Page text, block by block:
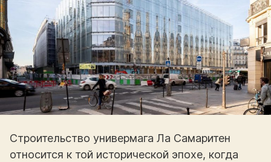
Строительство универмага Ла Самаритен
относится к той исторической эпохе, когда